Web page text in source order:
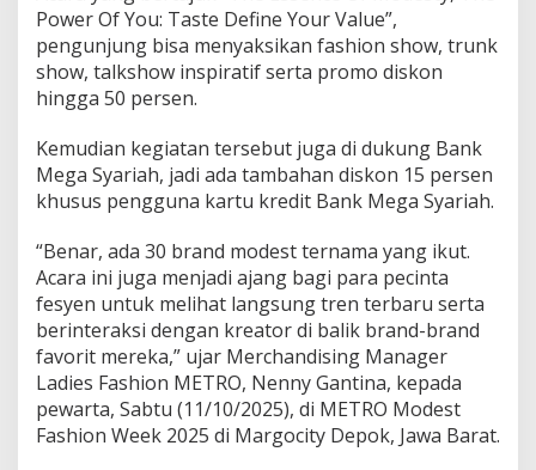
Power Of You: Taste Define Your Value”,
pengunjung bisa menyaksikan fashion show, trunk
show, talkshow inspiratif serta promo diskon
hingga 50 persen.
Kemudian kegiatan tersebut juga di dukung Bank
Mega Syariah, jadi ada tambahan diskon 15 persen
khusus pengguna kartu kredit Bank Mega Syariah.
“Benar, ada 30 brand modest ternama yang ikut.
Acara ini juga menjadi ajang bagi para pecinta
fesyen untuk melihat langsung tren terbaru serta
berinteraksi dengan kreator di balik brand-brand
favorit mereka,” ujar Merchandising Manager
Ladies Fashion METRO, Nenny Gantina, kepada
pewarta, Sabtu (11/10/2025), di METRO Modest
Fashion Week 2025 di Margocity Depok, Jawa Barat.